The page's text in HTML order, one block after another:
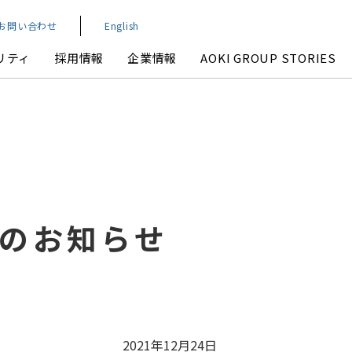
お知らせ
2021年12月24日
問い合わせ English
IRお問い合わせ
ティ 採用情報 企業情報 AOKI GROUP STORIES